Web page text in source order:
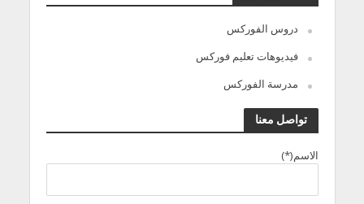
دروس الفوركس
فيديوهات تعليم فوركس
مدرسة الفوركس
تواصل معنا
الاسم(*)